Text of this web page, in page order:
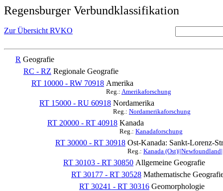
Regensburger Verbundklassifikation
Zur Übersicht RVKO
R Geografie
RC - RZ Regionale Geografie
RT 10000 - RW 70918 Amerika
Reg.: Amerikaforschung
RT 15000 - RU 60918 Nordamerika
Reg.: Nordamerikaforschung
RT 20000 - RT 40918 Kanada
Reg.: Kanadaforschung
RT 30000 - RT 30918 Ost-Kanada: Sankt-Lorenz-
Reg.: Kanada
RT 30103 - RT 30850 Allgemeine Geografie
RT 30177 - RT 30528 Mathematische
RT 30241 - RT 30316 Geomorphologie